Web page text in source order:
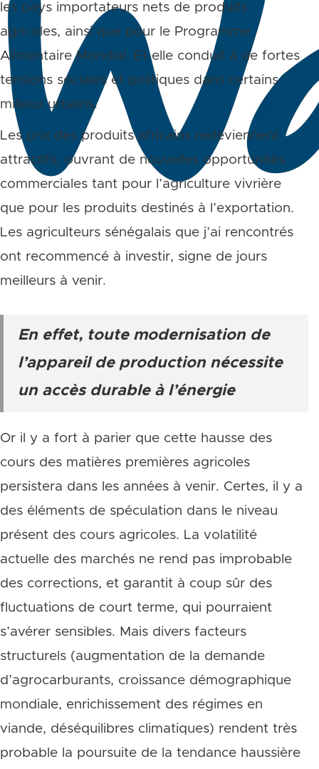
les pays importateurs nets de produits
agricoles, ainsi que pour le Programme
Alimentaire Mondial. Et elle conduit à de fortes
tensions sociales et politiques dans certains
milieux urbains.
Les prix des produits africains redeviennent
attractifs, ouvrant de nouvelles opportunités
commerciales tant pour l’agriculture vivrière
que pour les produits destinés à l’exportation.
Les agriculteurs sénégalais que j’ai rencontrés
ont recommencé à investir, signe de jours
meilleurs à venir.
En effet, toute modernisation de
l’appareil de production nécessite
un accès durable à l’énergie
Or il y a fort à parier que cette hausse des
cours des matières premières agricoles
persistera dans les années à venir. Certes, il y a
des éléments de spéculation dans le niveau
présent des cours agricoles. La volatilité
actuelle des marchés ne rend pas improbable
des corrections, et garantit à coup sûr des
fluctuations de court terme, qui pourraient
s’avérer sensibles. Mais divers facteurs
structurels (augmentation de la demande
d’agrocarburants, croissance démographique
mondiale, enrichissement des régimes en
viande, déséquilibres climatiques) rendent très
probable la poursuite de la tendance haussière